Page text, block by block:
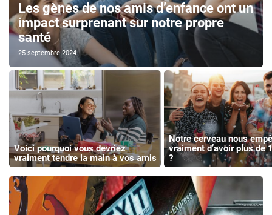
Les gènes de nos amis d’enfance ont un
impact surprenant sur notre propre
santé
25 septembre 2024
Voici pourquoi vous devriez
vraiment tendre la main à vos amis
Notre cerveau nous
vraiment d’avoir plus de
?